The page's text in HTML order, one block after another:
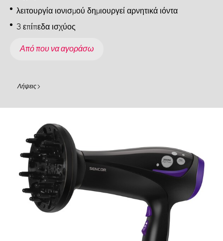
λειτουργία ιονισμού δημιουργεί αρνητικά ιόντα
3 επίπεδα ισχύος
Από που να αγοράσω
Λήψεις